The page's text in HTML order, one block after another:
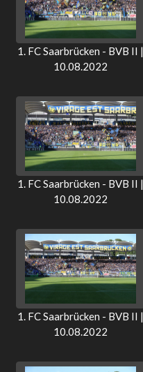
1. FC Saarbrücken - BVB II |
10.08.2022
1. FC Saarbrücken - BVB II |
10.08.2022
1. FC Saarbrücken - BVB II |
10.08.2022